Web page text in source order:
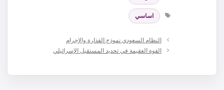
الوسوم
اساسي
النظام السعودي نموذج القذارة والإجرام
القوة العقيمة في تحديد المستقبل الإسرائيلي